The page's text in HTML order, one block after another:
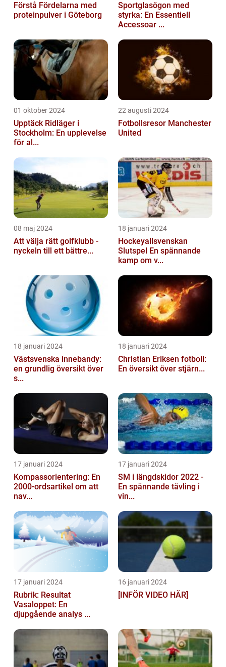
Förstå Fördelarna med
proteinpulver i Göteborg
Sportglasögon med
styrka: En Essentiell
Accessoar ...
01 oktober 2024
Upptäck Ridläger i
Stockholm: En upplevelse
för al...
22 augusti 2024
Fotbollsresor Manchester
United
08 maj 2024
Att välja rätt golfklubb -
nyckeln till ett bättre...
18 januari 2024
Hockeyallsvenskan
Slutspel En spännande
kamp om v...
18 januari 2024
Västsvenska innebandy:
en grundlig översikt över
s...
18 januari 2024
Christian Eriksen fotboll:
En översikt över stjärn...
17 januari 2024
Kompassorientering: En
2000-ordsartikel om att
nav...
17 januari 2024
SM i längdskidor 2022 -
En spännande tävling i
vin...
17 januari 2024
Rubrik: Resultat
Vasaloppet: En
djupgående analys ...
16 januari 2024
[INFÖR VIDEO HÄR]